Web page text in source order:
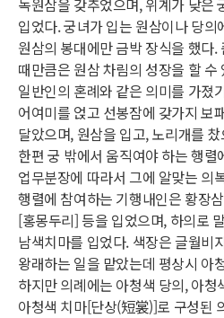
녹원삼을 갖추었으며, 위계가 낮은
입었다. 궁녀가 입는 원삼이나 당
원삼의 봉대에만 금박 장식을 했다
때만큼은 원삼 차림의 성장을 할 수
일반인의 혼례와 같은 의미를 가졌
어여미를 얹고 선봉잠에 갖가지 보
달았으며, 원삼을 입고, 노리개를
한편 궁 밖에서 움직여야 하는 행렬
업무분장에 따라서 그에 알맞는 의
행렬에 참여하는 기행내인은 황장
[홍몽두리] 등을 입었으며, 하의로
남색치마를 입었다. 색장은 글월비
왕래하는 일을 맡았는데 평상시 아
하지만 의례에는 아청색 당의, 아
아청색 치마[단상(短裳)]로 구성된